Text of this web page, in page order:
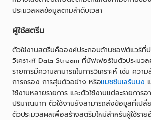
ประมวลผลข้อมูลตามลำดับเวลา
ผู้ใช้สตรีม
ตัวใช้งานสตรีมคือองค์ประกอบด้านซอฟต์แวร์ที่ป
วิเคราะห์ Data Stream ที่บัฟเฟอร์ในตัวประมว
รายการมีความสามารถในการวิเคราะห์ เช่น ควา
การกรอง การสุ่มตัวอย่าง หรือแมชชีนเลิร์นนิง
ใช้งานหลายรายการ และตัวใช้งานแต่ละรายการ
ปริมาณมาก ตัวใช้งานยังสามารถส่งข้อมูลที่เปลี่
ตัวประมวลผลเพื่อสร้างสตรีมใหม่สำหรับผู้ใช้ราย